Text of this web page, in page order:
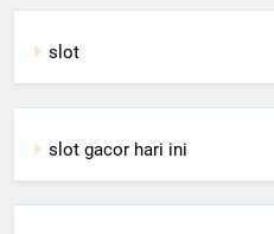
slot
slot gacor hari ini